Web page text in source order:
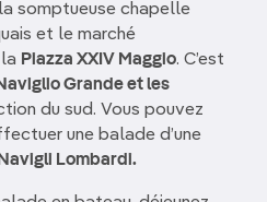
somptueuse chapelle
et le marché
Piazza XXIV Maggio. C’est
Grande et les
du sud. Vous pouvez
une balade d’une
Navigli Lombardi.